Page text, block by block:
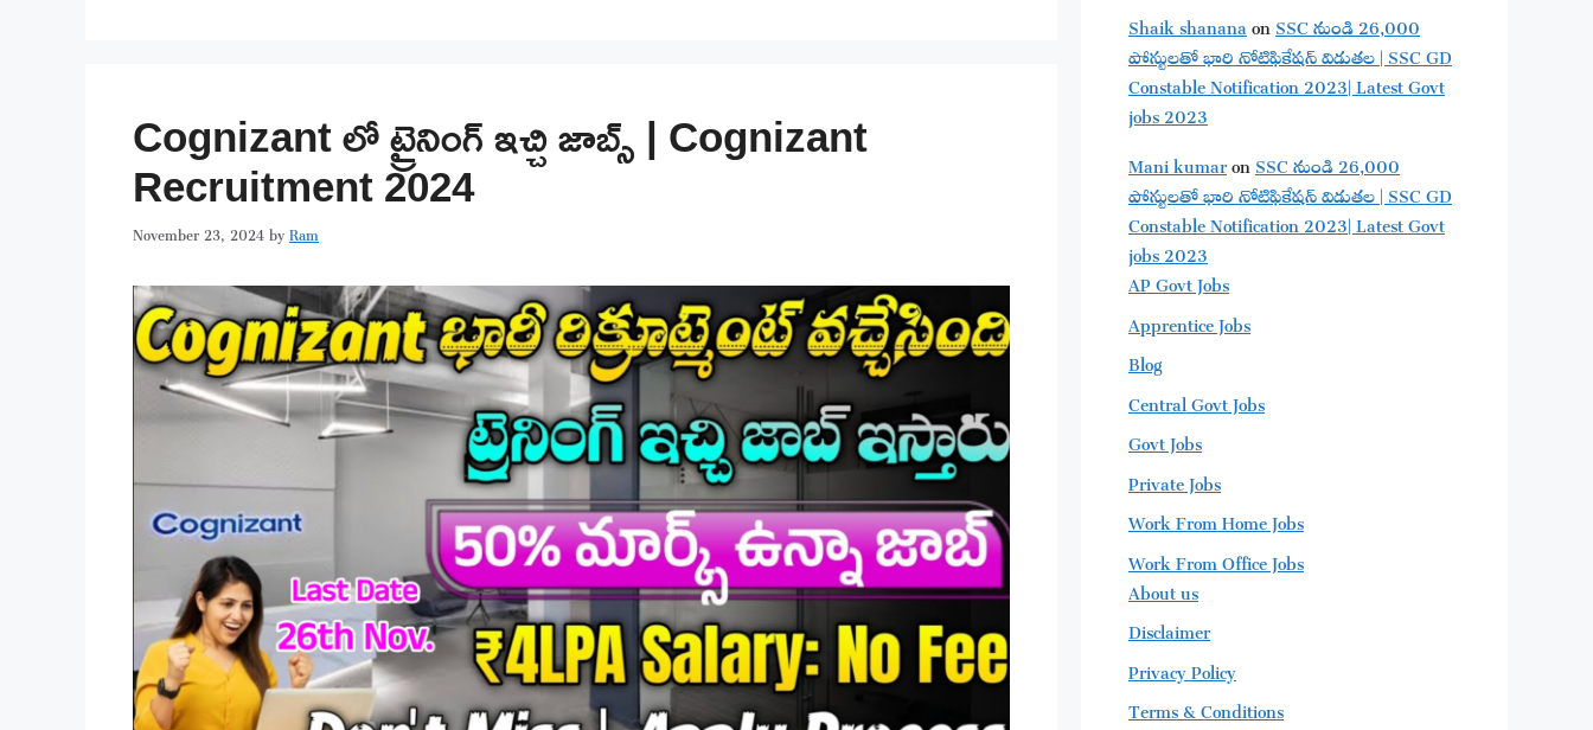
Cognizant లో ట్రైనింగ్ ఇచ్చి జాబ్స్ | Cognizant
Recruitment 2024
November 23, 2024byRam
Shaik shananaonSSC నుండి 26,000
పోస్టులతో భారి నోటిఫికేషన్ విడుతల | SSC GD
Constable Notification 2023| Latest Govt
jobs 2023
Mani kumaronSSC నుండి 26,000
పోస్టులతో భారి నోటిఫికేషన్ విడుతల | SSC GD
Constable Notification 2023| Latest Govt
jobs 2023
AP Govt Jobs
Apprentice Jobs
Blog
Central Govt Jobs
Govt Jobs
Private Jobs
Work From Home Jobs
Work From Office Jobs
About us
Disclaimer
Privacy Policy
Terms & Conditions